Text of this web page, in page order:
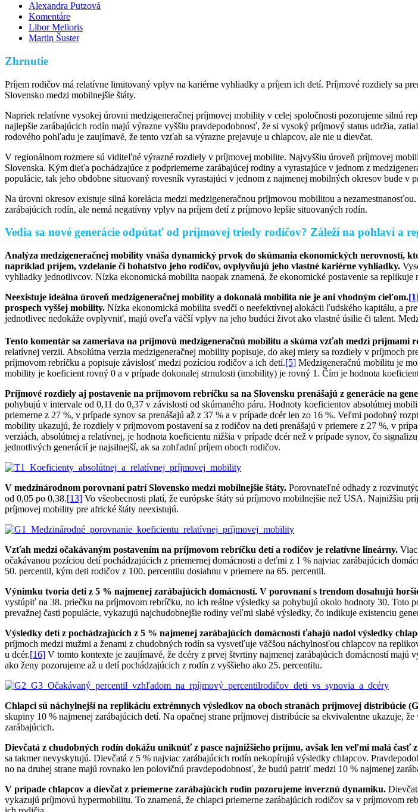
Alexandra Putzová
Komentáre
Libor Melioris
Martin Šuster
Zhrnutie
Príjem rodičov má relatívne limitovaný vplyv na kariérne vyhliadky a príjem ich detí. Príjmové rozdiely sa
Slovensko medzi mobilnejšie štáty.
Napriek relatívne vysokej úrovni medzigeneračnej príjmovej mobility v celej spoločnosti pozorujeme silnú
najlepšie zarábajúcich rodín majú výrazne vyššiu pravdepodobnosť, že si vysoký príjmový status udržia,
rodového pohľadu je zaujímavé, že tento vzťah sa výrazne prejavuje u chlapcov, ale nie u dievčat.
V regionálnom rozmere sú viditeľné výrazné rozdiely v príjmovej mobilite. Najvyššiu úroveň príjmovej
Slovenska. Kým dieťa pochádzajúce z podpriemerne zarábajúcej rodiny a vyrastajúce v jednom z
populácie, tak jeho obdobne situovaný rovesník vyrastajúci v jednom z najmenej mobilných okresov bude v
Na úrovni okresov existuje silná korelácia medzi medzigeneračnou príjmovou mobilitou a
zarábajúcich rodín, ale nemá negatívny vplyv na príjem detí z príjmovo lepšie situovaných rodín.
Vedia sa nové generácie odpútať od príjmovej triedy rodičov? Záleží na pohlaví a
Analýza medzigeneračnej mobility vnáša dynamický prvok do skúmania ekonomických nerovností,
napríklad príjem, vzdelanie či bohatstvo jeho rodičov, ovplyvňujú jeho vlastné kariérne vyhliadky.
vyhliadky jednotlivcov. Nízka ekonomická mobilita naopak znamená, že ekonomické postavenie sa replikuje
Neexistuje ideálna úroveň medzigeneračnej mobility a dokonalá mobilita nie je ani vhodným cieľom.
prospech vyššej mobility. Nízka ekonomická mobilita svedčí o neefektívnej alokácii ľudského kapitálu, a
jednotlivec nedokáže ovplyvniť, majú oveľa väčší vplyv na jeho budúci život ako vlastné úsilie či talent.
Tento komentár sa zameriava na príjmovú medzigeneračnú mobilitu a skúma vzťah medzi príjmami
relatívnej verzii. Absolútna verzia medzigeneračnej mobility popisuje, do akej miery sa rozdiely v príjmoch
príjmovom rebríčku a popisuje závislosť medzi pozíciou rodičov a ich detí.[5] Medzigeneračnú mobilitu je
mobility je koeficient rovný 0 a v prípade dokonalej strnulosti (imobility) je rovný 1. Čím je hodnota
Príjmové rozdiely aj postavenie na príjmovom rebríčku sa na Slovensku prenášajú z generácie na
pohybujú v intervale od 0,11 do 0,37 v závislosti od skúmaného páru. Hodnoty koeficientov absolútnej
priemerne z 27 %, v prípade synov sa prenášajú až z 37 % a v prípade dcér len zo 16 %. Veľmi podobný
mobility ukazujú, že rozdiely v príjmovom postavení sa z rodičov na deti prenášajú v priemere z 27 %, v
verziách, absolútnej a relatívnej, je hodnota koeficientu nižšia v prípade dcér než v prípade synov, čo
jednotlivých generácií je najsilnejší, ak sa zohľadní príjem oboch rodičov.
V medzinárodnom porovnaní patrí Slovensko medzi mobilnejšie štáty. Porovnateľné odhady z
od 0,05 po 0,38.[13] Vo všeobecnosti platí, že európske štáty sú príjmovo mobilnejšie než USA. Najnižšiu
príjmovej mobility pre africké štáty neexistujú.
Vzťah medzi očakávaným postavením na príjmovom rebríčku detí a rodičov je relatívne lineárny.
očakávanou pozíciou detí pochádzajúcich z priemernej domácnosti a deťmi z 1 % najviac zarábajúcich
50. percentil, kým deti rodičov z 100. percentilu dosiahnu v priemere na 65. percentil.
Výnimku tvoria deti z 5 % najmenej zarábajúcich domácností. V porovnaní s trendom dosahujú
vystúpiť na 38. priečku na príjmovom rebríčku, no ich reálne výsledky sa pohybujú okolo hodnoty 30. Toto
prevažnej časti populácie, vykazujú najchudobnejšie rodiny veľmi slabé výsledky, čo indikuje existenciu
Výsledky detí z pochádzajúcich z 5 % najmenej zarábajúcich domácností ťahajú nadol výsledky
príjmoch medzi mužmi a ženami z chudobných rodín sa vysvetľuje väčšou náchylnosťou chlapcov na
u dcér.[16] V tomto kontexte je zaujímavé, že dcéry z prvej štvrtiny najmenej zarábajúcich domácností
ako ženy pozorujeme až u detí pochádzajúcich z rodín z vyššieho ako 25. percentilu.
Chlapci sú náchylnejší na replikáciu extrémnych výsledkov na oboch stranách príjmovej distribúcie
skupiny 10 % najmenej zarábajúcich detí. Na opačnej strane príjmovej distribúcie sa ekvivalentne ukazuje,
zarábajúcich.
Dievčatá z chudobných rodín dokážu uniknúť z pasce najnižšieho príjmu, avšak len veľmi malá časť
sa takmer nevyskytujú. Dievčatá z 5 % najviac zarábajúcich rodín nekopírujú výsledky chlapcov.
no na druhej strane majú rovnako len polovičnú pravdepodobnosť, že budú patriť medzi 10 % najmenej
V prípade chlapcov a dievčat z priemerne zarábajúcich rodín pozorujeme inverznú dynamiku.
vykazujú príjmovú hypermobilitu. To znamená, že chlapci priemerne zarábajúcich rodičov sa v príjmovom